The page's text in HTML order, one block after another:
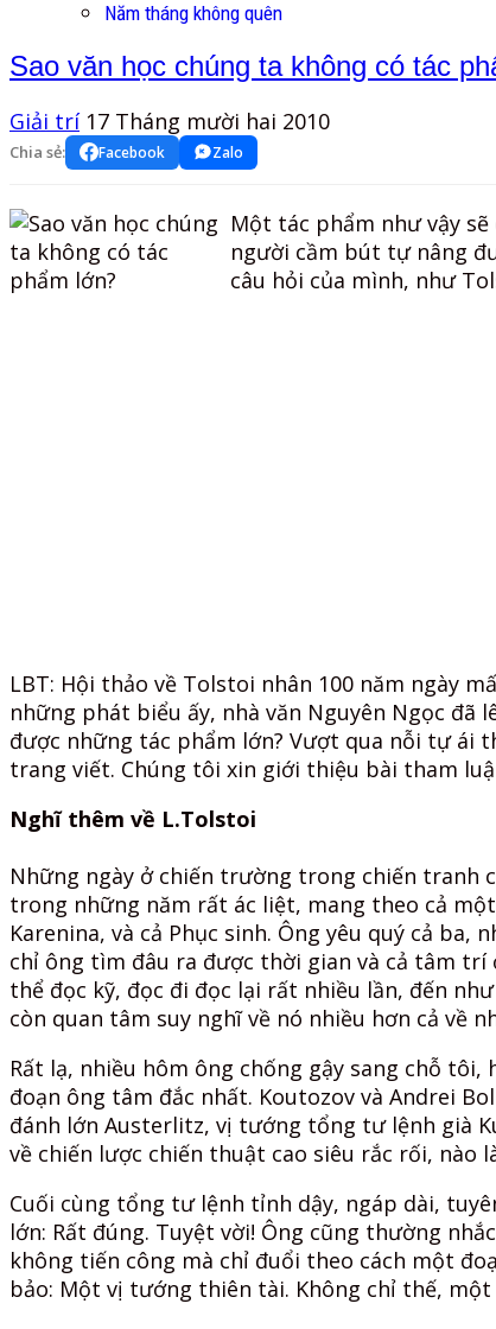
Năm tháng không quên
Sao văn học chúng ta không có tác
Giải trí 17 Tháng mười hai 2010
Chia sẻ: Facebook Zalo
Một tác phẩm như vậy
người cầm bút tự nâng
câu hỏi của mình, như
LBT: Hội thảo về Tolstoi nhân 100 năm ngày
những phát biểu ấy, nhà văn Nguyên Ngọc
được những tác phẩm lớn? Vượt qua nỗi tự ái
trang viết. Chúng tôi xin giới thiệu bài tham
Nghĩ thêm về L.Tolstoi
Những ngày ở chiến trường trong chiến tranh
trong những năm rất ác liệt, mang theo cả
Karenina, và cả Phục sinh. Ông yêu quý cả
chỉ ông tìm đâu ra được thời gian và cả tâm
thể đọc kỹ, đọc đi đọc lại rất nhiều lần, đến
còn quan tâm suy nghĩ về nó nhiều hơn cả về
Rất lạ, nhiều hôm ông chống gậy sang chỗ
đoạn ông tâm đắc nhất. Koutozov và Andrei
đánh lớn Austerlitz, vị tướng tổng tư lệnh già
về chiến lược chiến thuật cao siêu rắc rối, nào
Cuối cùng tổng tư lệnh tỉnh dậy, ngáp dài,
lớn: Rất đúng. Tuyệt vời! Ông cũng thường
không tiến công mà chỉ đuổi theo cách một
bảo: Một vị tướng thiên tài. Không chỉ thế,